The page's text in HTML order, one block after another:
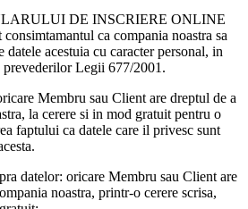
DE INSCRIERE ONLINE
ca compania noastra sa
datele acestuia cu caracter personal, in
Legii 677/2001.
Membru sau Client are dreptul de a
la cerere si in mod gratuit pentru o
faptului ca datele care il privesc sunt
datelor: oricare Membru sau Client are
noastra, printr-o cerere scrisa,